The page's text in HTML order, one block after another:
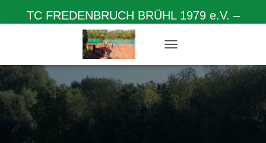
TC FREDENBRUCH BRÜHL 1979 e.V. –
Herzlich willkommen auf unserer Homepage
A
V
I
G